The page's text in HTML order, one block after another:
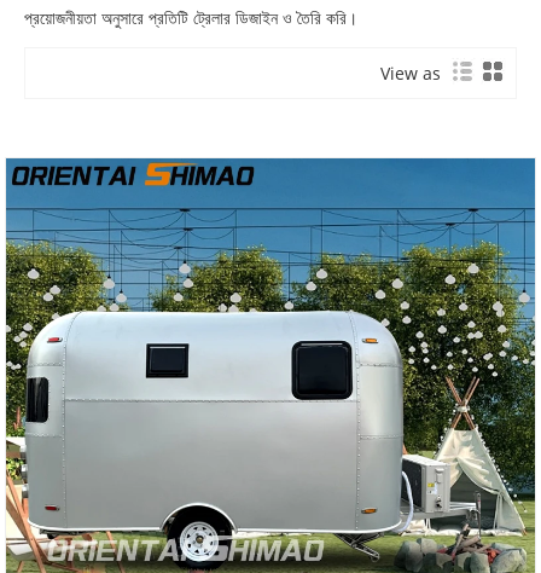
প্রয়োজনীয়তা অনুসারে প্রতিটি ট্রেলার ডিজাইন ও তৈরি করি।
View as